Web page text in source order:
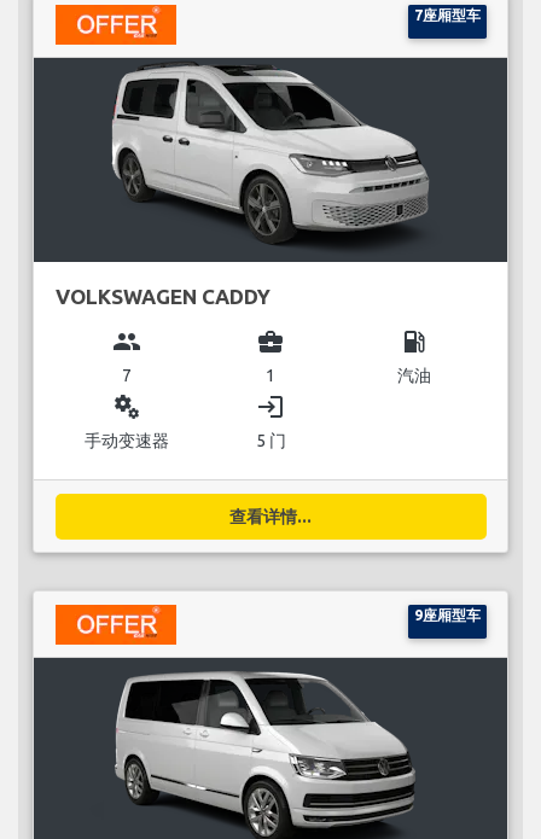
7座厢型车
VOLKSWAGEN CADDY
group
7
business_center
1
local_gas_station
汽油
miscellaneous_services
手动变速器
login
5 门
查看详情...
9座厢型车